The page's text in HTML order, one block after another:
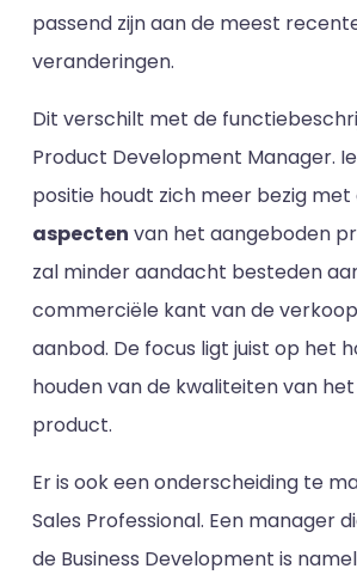
passend zijn aan de meest
veranderingen.
Dit verschilt met de
Product Development Manager.
positie houdt zich meer bezig met
aspecten van het aangeboden
zal minder aandacht besteden
commerciële kant van de
aanbod. De focus ligt juist op het
houden van de kwaliteiten van
product.
Er is ook een onderscheiding te
Sales Professional. Een manager
de Business Development is